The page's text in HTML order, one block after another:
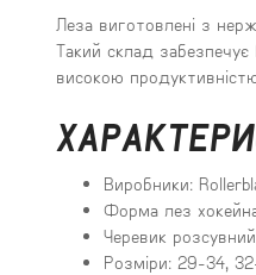
Леза виготовлені з
Такий склад
високою
Виробники:
Форма лез
Черевик
Розміри: 29-34,